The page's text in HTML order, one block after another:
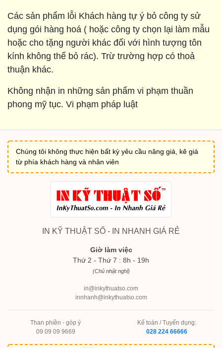
Các sản phẩm lỗi Khách hàng tự ý bỏ công ty sử
dụng gói hàng hoá ( hoặc công ty chọn lại làm mẫu
hoặc cho tặng người khác đối với hình tượng tôn
kính không thể bỏ rác). Trừ trường hợp có thoả
thuận khác.
Không nhận in những sản phẩm vi phạm thuần
phong mỹ tục. Vi phạm pháp luật
Chúng tôi không thực hiện bất kỳ yêu cầu nâng giá, kê giá
từ phía khách hàng và nhân viên
IN KỸ THUẬT SỐ - IN NHANH GIÁ RẺ
Giờ làm việc
Thứ 2 - Thứ 7 : 8h - 19h
(Chủ nhật nghỉ)
in@inkythuatso.com
innhanh@inkythuatso.com
Than phiền - góp ý
09 09 09 9669
Kế toán / Tuyển dụng:
028 224 66666